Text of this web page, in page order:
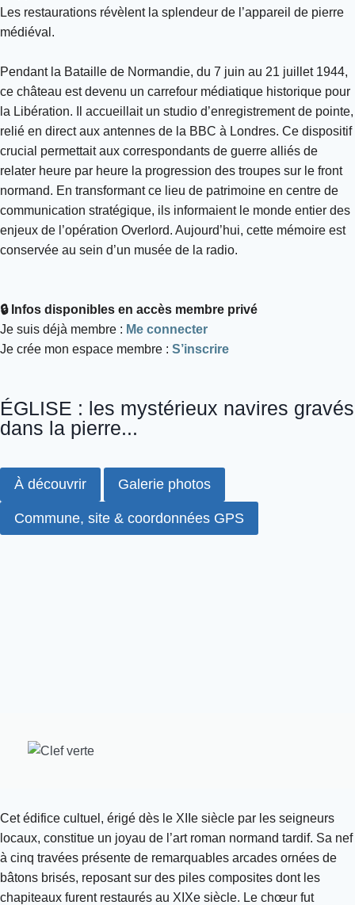
Les restaurations révèlent la splendeur de l’appareil de pierre
médiéval.
Pendant la Bataille de Normandie, du 7 juin au 21 juillet 1944,
ce château est devenu un carrefour médiatique historique pour
la Libération. Il accueillait un studio d’enregistrement de pointe,
relié en direct aux antennes de la BBC à Londres. Ce dispositif
crucial permettait aux correspondants de guerre alliés de
relater heure par heure la progression des troupes sur le front
normand. En transformant ce lieu de patrimoine en centre de
communication stratégique, ils informaient le monde entier des
enjeux de l’opération Overlord. Aujourd’hui, cette mémoire est
conservée au sein d’un musée de la radio.
🔒 Infos disponibles en accès membre privé
Je suis déjà membre : Me connecter
Je crée mon espace membre : S’inscrire
ÉGLISE : les mystérieux navires gravés
dans la pierre...
À découvrir Galerie photos
Commune, site & coordonnées GPS
Cet édifice cultuel, érigé dès le XIIe siècle par les seigneurs
locaux, constitue un joyau de l’art roman normand tardif. Sa nef
à cinq travées présente de remarquables arcades ornées de
bâtons brisés, reposant sur des piles composites dont les
chapiteaux furent restaurés au XIXe siècle. Le chœur fut